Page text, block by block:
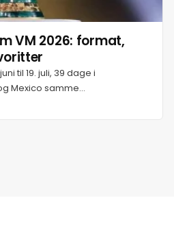
VM 2026: format,
til 19. juli, 39 dage i
Mexico samme...